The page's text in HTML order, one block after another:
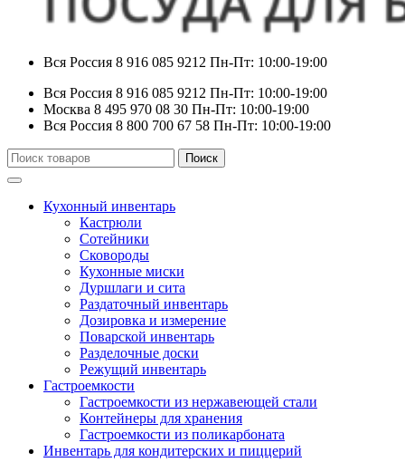
Вся Россия 8 916 085 9212 Пн-Пт: 10:00-19:00
Вся Россия 8 916 085 9212 Пн-Пт: 10:00-19:00
Москва 8 495 970 08 30 Пн-Пт: 10:00-19:00
Вся Россия 8 800 700 67 58 Пн-Пт: 10:00-19:00
Искать:
Поиск
Кухонный инвентарь
Кастрюли
Сотейники
Сковороды
Кухонные миски
Дуршлаги и сита
Раздаточный инвентарь
Дозировка и измерение
Поварской инвентарь
Разделочные доски
Режущий инвентарь
Гастроемкости
Гастроемкости из нержавеющей стали
Контейнеры для хранения
Гастроемкости из поликарбоната
Инвентарь для кондитерских и пиццерий